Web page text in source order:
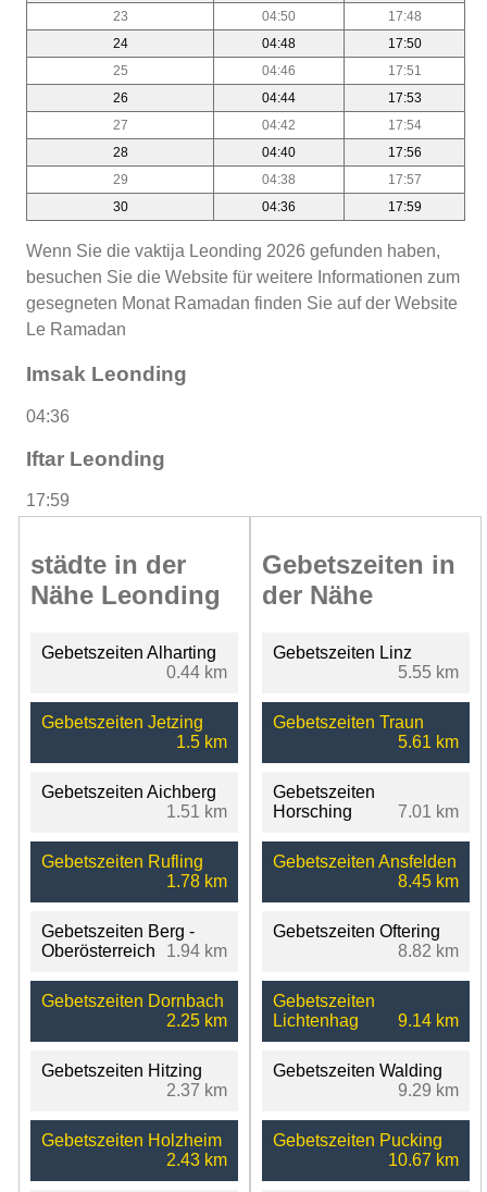
23
04:50
17:48
24
04:48
17:50
25
04:46
17:51
26
04:44
17:53
27
04:42
17:54
28
04:40
17:56
29
04:38
17:57
30
04:36 17:59
Wenn Sie die vaktija Leonding 2026 gefunden haben,
besuchen Sie die Website für weitere Informationen zum
gesegneten Monat Ramadan finden Sie auf der Website
Le Ramadan
Imsak Leonding
04:36
Iftar Leonding
17:59
städte in der
Nähe Leonding
Gebetszeiten Alharting
0.44 km
Gebetszeiten Jetzing
1.5 km
Gebetszeiten Aichberg
1.51 km
Gebetszeiten Rufling
1.78 km
Gebetszeiten Berg -
Oberösterreich
1.94 km
Gebetszeiten Dornbach
2.25 km
Gebetszeiten Hitzing
2.37 km
Gebetszeiten Holzheim
2.43 km
Gebetszeiten in
der Nähe
Gebetszeiten Linz
5.55 km
Gebetszeiten Traun
5.61 km
Gebetszeiten
Horsching
7.01 km
Gebetszeiten Ansfelden
8.45 km
Gebetszeiten Oftering
8.82 km
Gebetszeiten
Lichtenhag
9.14 km
Gebetszeiten Walding
9.29 km
Gebetszeiten Pucking
10.67 km